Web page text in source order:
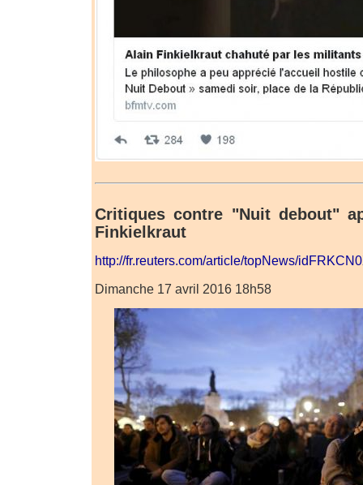
Critiques contre "Nuit debout"
Finkielkraut
http://fr.reuters.com/article/topNews/
Dimanche 17 avril 2016 18h58